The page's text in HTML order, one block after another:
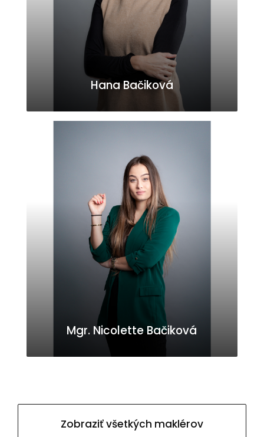
Hana Bačiková
h.bacikova@gmail.com
0903215200
Mgr. Nicolette Bačiková
Zobraziť všetkých maklérov